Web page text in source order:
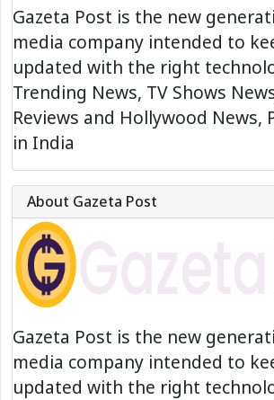
Gazeta Post is the new
media company intended to
updated with the right
Trending News, TV Shows
Reviews and Hollywood News,
in India
About Gazeta Post
Gazeta Post is the new
media company intended to
updated with the right